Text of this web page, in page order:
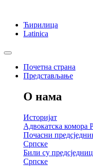
Ћирилица
Latinica
Почетна страна
Представљање
О нама
Историјат
Адвокатска комора
Почасни
Српске
Били су
Српске